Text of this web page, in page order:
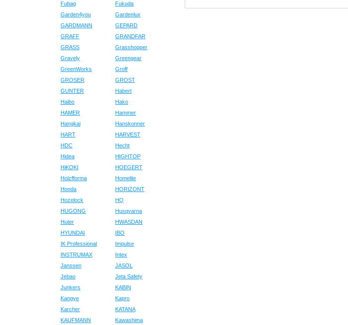
Fubag
Fukuda
Garden4you
Gardenlux
GARDMANN
GEPARD
GRAFF
GRANDFAR
GRASS
Grasshopper
Gravely
Greengear
GreenWorks
Groff
GROSER
GROST
GUNTER
Habert
Haibo
Hako
HAMER
Hammer
Hangkai
Hanskonner
HART
HARVEST
HDC
Hecht
Hidea
HIGHTOP
HiKOKI
HOEGERT
Holzfforma
Homelite
Honda
HORIZONT
Hozelock
HQ
HUGONG
Husqvarna
Huter
HWASDAN
HYUNDAI
IBO
IK Professional
Impulse
INSTRUMAX
Intex
Janssen
JASOL
Jebao
Jeta Safety
Junkers
KABIN
Kangye
Kapro
Karcher
KATANA
KAUFMANN
Kawashima